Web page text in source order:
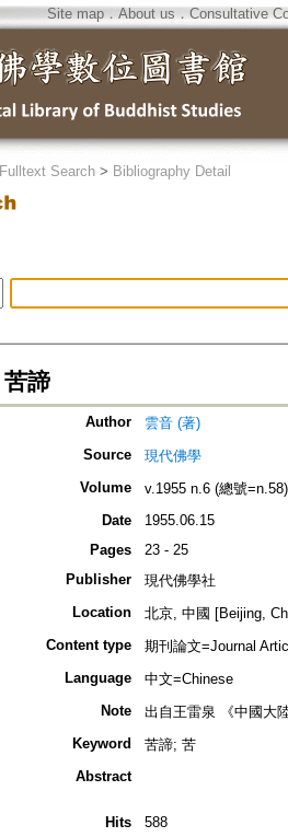
Site map．About us ． Consultative
Fulltext Search > Bibliography Detail
苦諦
Author
雲音 (著)
Source
現代佛學
Volume
v.1955 n.6 (總號=n.58)
Date
1955.06.15
Pages
23 - 25
Publisher
現代佛學社
Location
北京, 中國 [Beijing,
Content type
期刊論文=Journal
Language
中文=Chinese
Note
出自王雷泉 《中國大
Keyword
苦諦; 苦
Abstract
Hits
588